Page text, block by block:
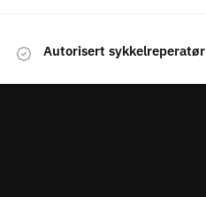
Autorisert sykkelreperatør